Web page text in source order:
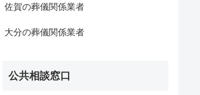
佐賀の葬儀関係業者
大分の葬儀関係業者
公共相談窓口